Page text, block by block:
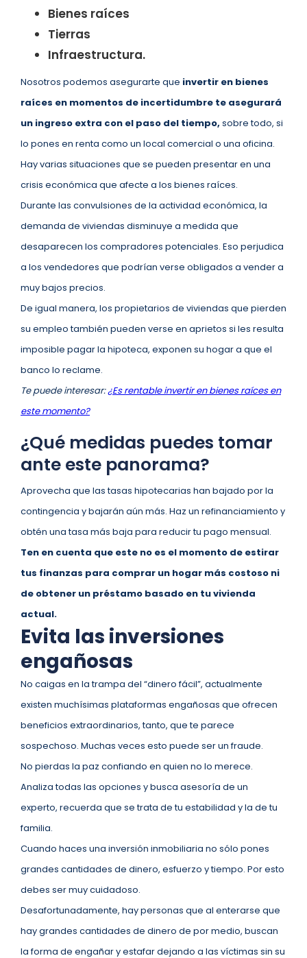
Bienes raíces
Tierras
Infraestructura.
Nosotros podemos asegurarte que invertir en bienes
raíces en momentos de incertidumbre te asegurará
un ingreso extra con el paso del tiempo, sobre todo, si
lo pones en renta como un local comercial o una oficina.
Hay varias situaciones que se pueden presentar en una
crisis económica que afecte a los bienes raíces.
Durante las convulsiones de la actividad económica, la
demanda de viviendas disminuye a medida que
desaparecen los compradores potenciales. Eso perjudica
a los vendedores que podrían verse obligados a vender a
muy bajos precios.
De igual manera, los propietarios de viviendas que pierden
su empleo también pueden verse en aprietos si les resulta
imposible pagar la hipoteca, exponen su hogar a que el
banco lo reclame.
Te puede interesar:¿Es rentable invertir en bienes raíces en
este momento?
¿Qué medidas puedes tomar
ante este panorama?
Aprovecha que las tasas hipotecarias han bajado por la
contingencia y bajarán aún más. Haz un refinanciamiento y
obtén una tasa más baja para reducir tu pago mensual.
Ten en cuenta que este no es el momento de estirar
tus finanzas para comprar un hogar más costoso ni
de obtener un préstamo basado en tu vivienda
actual.
Evita las inversiones
engañosas
No caigas en la trampa del “dinero fácil”, actualmente
existen muchísimas plataformas engañosas que ofrecen
beneficios extraordinarios, tanto, que te parece
sospechoso. Muchas veces esto puede ser un fraude.
No pierdas la paz confiando en quien no lo merece.
Analiza todas las opciones y busca asesoría de un
experto, recuerda que se trata de tu estabilidad y la de tu
familia.
Cuando haces una inversión inmobiliaria no sólo pones
grandes cantidades de dinero, esfuerzo y tiempo. Por esto
debes ser muy cuidadoso.
Desafortunadamente, hay personas que al enterarse que
hay grandes cantidades de dinero de por medio, buscan
la forma de engañar y estafar dejando a las víctimas sin su